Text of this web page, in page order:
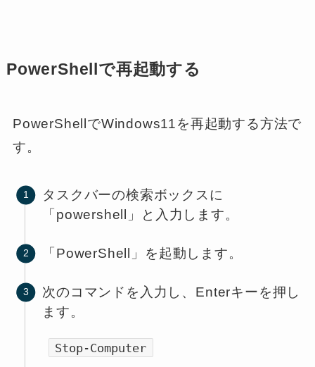
PowerShellで再起動する
PowerShellでWindows11を再起動する方法で
す。
タスクバーの検索ボックスに
「powershell」と入力します。
「PowerShell」を起動します。
次のコマンドを入力し、Enterキーを押し
ます。
Stop-Computer